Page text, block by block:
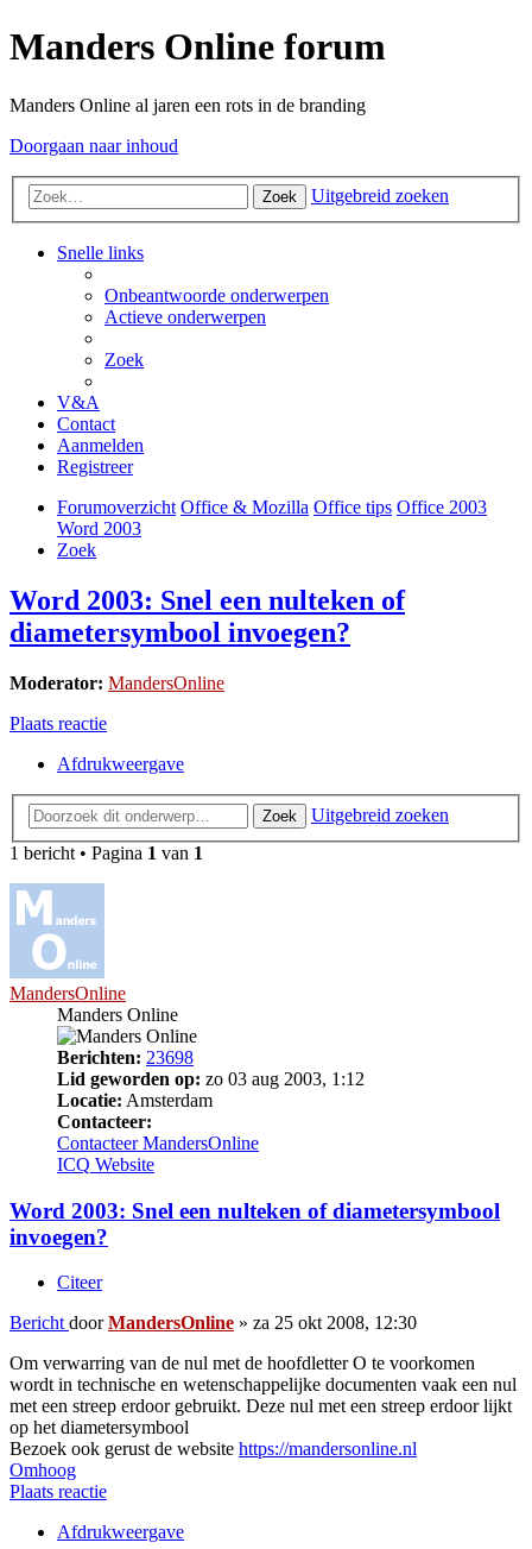
Manders Online forum
Manders Online al jaren een rots in de branding
Doorgaan naar inhoud
Zoek Uitgebreid zoeken
Snelle links
Onbeantwoorde onderwerpen
Actieve onderwerpen
Zoek
V&A
Contact
Aanmelden
Registreer
Forumoverzicht Office & Mozilla Office tips Office 2003
Word 2003
Zoek
Word 2003: Snel een nulteken of
diametersymbool invoegen?
Moderator: MandersOnline
Plaats reactie
Afdrukweergave
Zoek
Uitgebreid zoeken
1 bericht • Pagina 1 van 1
MandersOnline
Manders Online
Berichten: 23698
Lid geworden op: zo 03 aug 2003, 1:12
Locatie: Amsterdam
Contacteer:
Contacteer MandersOnline
ICQ Website
Word 2003: Snel een nulteken of diametersymbool
invoegen?
Citeer
Bericht doorMandersOnline » za 25 okt 2008, 12:30
Om verwarring van de nul met de hoofdletter O te voorkomen
wordt in technische en wetenschappelijke documenten vaak een nul
met een streep erdoor gebruikt. Deze nul met een streep erdoor lijkt
op het diametersymbool
Bezoek ook gerust de website https://mandersonline.nl
Omhoog
Plaats reactie
Afdrukweergave